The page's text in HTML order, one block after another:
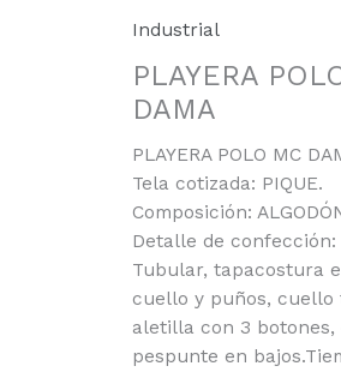
Industrial
PLAYERA
DAMA
PLAYERA POLO MC
Tela cotizada: PIQUE.
Composición:
Detalle de confección:
Tubular, tapacostura
cuello y puños, cuello
aletilla con 3 botones,
pespunte en